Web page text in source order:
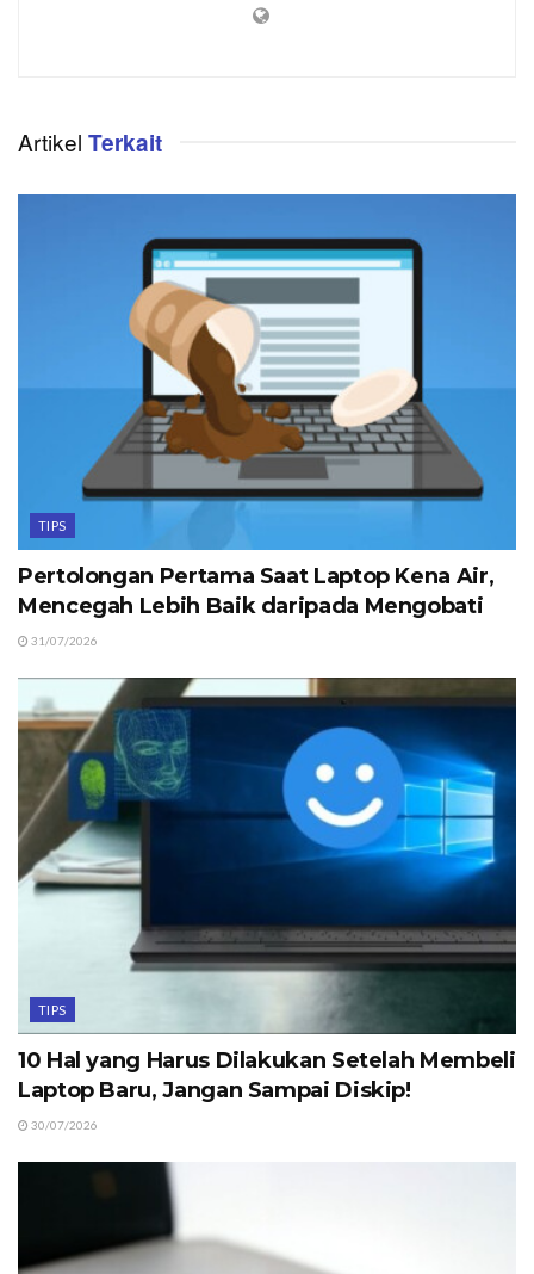
Artikel Terkait
TIPS
Pertolongan Pertama Saat Laptop Kena Air,
Mencegah Lebih Baik daripada Mengobati
31/07/2026
TIPS
10 Hal yang Harus Dilakukan Setelah Membeli
Laptop Baru, Jangan Sampai Diskip!
30/07/2026